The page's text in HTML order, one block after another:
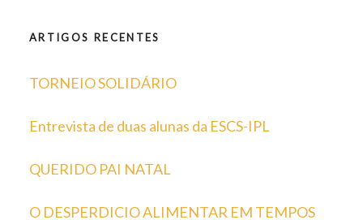
ARTIGOS RECENTES
TORNEIO SOLIDÁRIO
Entrevista de duas alunas da ESCS-IPL
QUERIDO PAI NATAL
O DESPERDICIO ALIMENTAR EM TEMPOS